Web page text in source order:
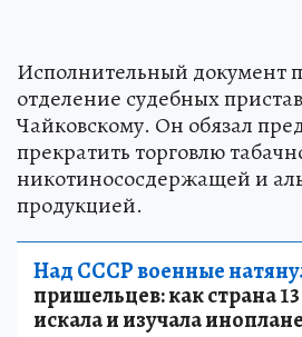
Исполнительный документ
отделение судебных
Чайковскому. Он обязал
прекратить торговлю
никотинососдержащей и
продукцией.
Над СССР военные
пришельцев: как страна
искала и изучала